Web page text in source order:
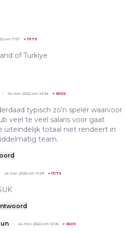
om 7:57 +11179
of Turkiye
24 mei 2022 om 10:34 + 6509
typisch zo'n speler waarvoor
veel te veel salaris voor gaat
uiteindelijk totaal niet rendeert in
team.
24 mei 2022 om 11:59 +11179
24 mei 2022 om 12:05 + 6509